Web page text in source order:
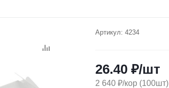
Артикул: 4234
26.40 ₽/шт
2 640 ₽/кор (100шт)